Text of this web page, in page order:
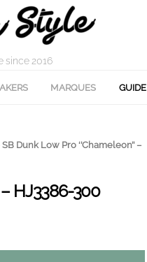
since 2016
MARQUES GUIDE
Dunk Low Pro ‘’Chameleon’’ –
– HJ3386-300